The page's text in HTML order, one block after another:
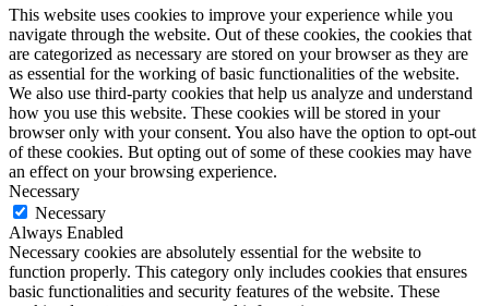
This website uses cookies to improve your experience while you
navigate through the website. Out of these cookies, the cookies that
are categorized as necessary are stored on your browser as they are
as essential for the working of basic functionalities of the website.
We also use third-party cookies that help us analyze and understand
how you use this website. These cookies will be stored in your
browser only with your consent. You also have the option to opt-out
of these cookies. But opting out of some of these cookies may have
an effect on your browsing experience.
Necessary
Necessary
Always Enabled
Necessary cookies are absolutely essential for the website to
function properly. This category only includes cookies that ensures
basic functionalities and security features of the website. These